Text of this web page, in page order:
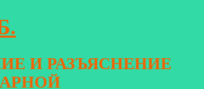
И РАЗЪЯСНЕНИЕ